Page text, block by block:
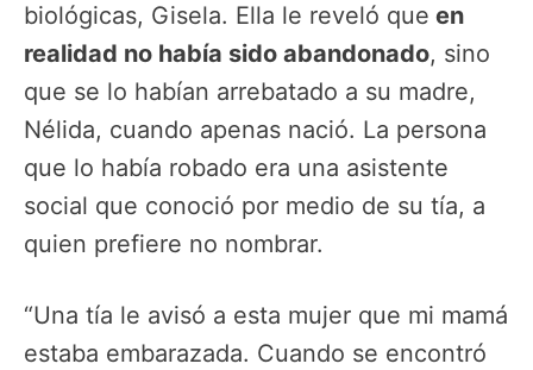
biológicas, Gisela. Ella le reveló que en
realidad no había sido abandonado, sino
que se lo habían arrebatado a su madre,
Nélida, cuando apenas nació. La persona
que lo había robado era una asistente
social que conoció por medio de su tía, a
quien prefiere no nombrar.
“Una tía le avisó a esta mujer que mi mamá
estaba embarazada. Cuando se encontró